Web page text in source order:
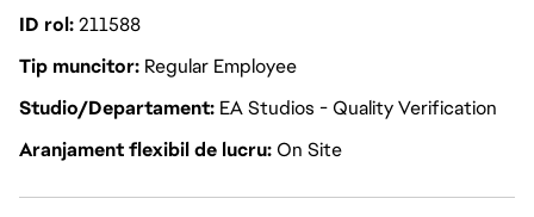
ID rol211588
Tip muncitor Regular Employee
Studio/Departament EA Studios - Quality Verification
Aranjament flexibil de lucruOn Site